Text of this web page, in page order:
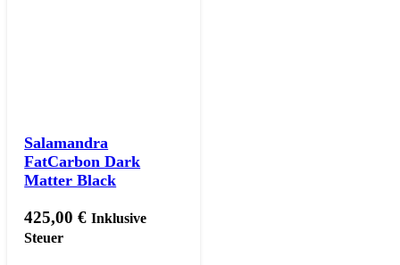
Salamandra
FatCarbon Dark
Matter Black
425,00€ Inklusive
Steuer